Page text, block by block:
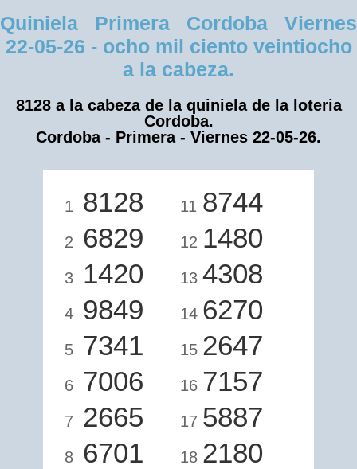
Quiniela Primera Cordoba Viernes
22-05-26 - ocho mil ciento veintiocho
a la cabeza.
8128 a la cabeza de la quiniela de la loteria
Cordoba.
Cordoba - Primera - Viernes 22-05-26.
1 8128
2 6829
3 1420
4 9849
5 7341
6 7006
7 2665
8 6701
11 8744
12 1480
13 4308
14 6270
15 2647
16 7157
17 5887
18 2180